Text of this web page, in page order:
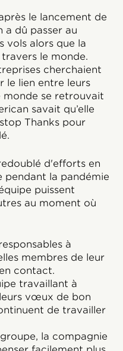
le lancement de
a dû passer au
vols alors que la
le monde.
cherchaient
le lien entre leurs
monde se retrouvait
savait qu’elle
Thanks pour
d'efforts en
pendant la pandémie
puissent
au moment où
à
membres de leur
contact.
travaillant à
vœux de bon
de travailler
la compagnie